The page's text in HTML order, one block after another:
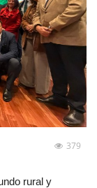
379
rural y